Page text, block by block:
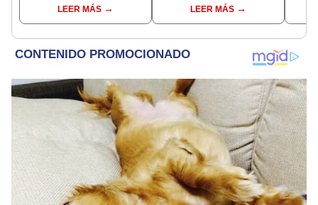
LEER MÁS
provocaLEER MÁS
el